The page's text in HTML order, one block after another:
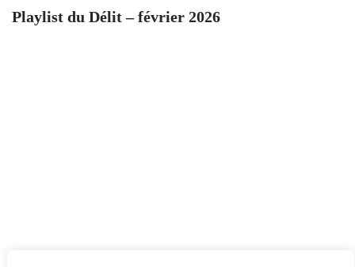
Playlist du Délit – février 2026